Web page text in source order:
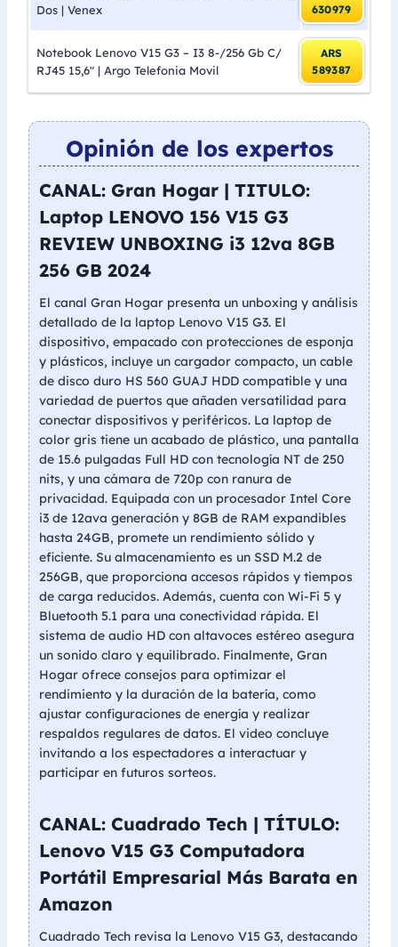
Dos | Venex
630979
Notebook Lenovo V15 G3 – I3 8-/256 Gb C/
RJ45 15,6″ | Argo Telefonia Movil
ARS
589387
Opinión de los expertos
CANAL: Gran Hogar | TITULO:
Laptop LENOVO 156 V15 G3
REVIEW UNBOXING i3 12va 8GB
256 GB 2024
El canal Gran Hogar presenta un unboxing y análisis
detallado de la laptop Lenovo V15 G3. El
dispositivo, empacado con protecciones de esponja
y plásticos, incluye un cargador compacto, un cable
de disco duro HS 560 GUAJ HDD compatible y una
variedad de puertos que añaden versatilidad para
conectar dispositivos y periféricos. La laptop de
color gris tiene un acabado de plástico, una pantalla
de 15.6 pulgadas Full HD con tecnología NT de 250
nits, y una cámara de 720p con ranura de
privacidad. Equipada con un procesador Intel Core
i3 de 12ava generación y 8GB de RAM expandibles
hasta 24GB, promete un rendimiento sólido y
eficiente. Su almacenamiento es un SSD M.2 de
256GB, que proporciona accesos rápidos y tiempos
de carga reducidos. Además, cuenta con Wi-Fi 5 y
Bluetooth 5.1 para una conectividad rápida. El
sistema de audio HD con altavoces estéreo asegura
un sonido claro y equilibrado. Finalmente, Gran
Hogar ofrece consejos para optimizar el
rendimiento y la duración de la batería, como
ajustar configuraciones de energía y realizar
respaldos regulares de datos. El video concluye
invitando a los espectadores a interactuar y
participar en futuros sorteos.
CANAL: Cuadrado Tech | TÍTULO:
Lenovo V15 G3 Computadora
Portátil Empresarial Más Barata en
Amazon
Cuadrado Tech revisa la Lenovo V15 G3, destacando